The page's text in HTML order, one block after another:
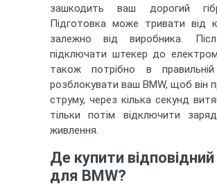
зашкодить ваш дорогий
Підготовка може тривати від
залежно від виробника.
підключати штекер до
також потрібно в правильній
розблокувати ваш BMW, щоб він
струму, через кілька секунд
тільки потім відключити
живлення.
Де купити
для BMW?